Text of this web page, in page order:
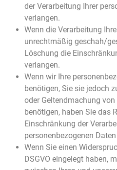
der Verarbeitung Ihrer
verlangen.
Wenn die Verarbeitung
unrechtmäßig geschah/
Löschung die
verlangen.
Wenn wir Ihre
benötigen, Sie sie jedoch
oder Geltendmachung
benötigen, haben Sie das
Einschränkung der
personenbezogenen
Wenn Sie einen
DSGVO eingelegt haben,